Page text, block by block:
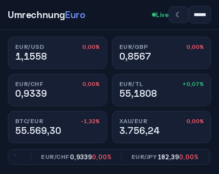
UmrechnungEuro Live ☾
EUR/USD 0,00%
1,1558
EUR/GBP 0,00%
0,8567
EUR/CHF 0,00%
0,9339
EUR/TL +0,07%
55,1808
BTC/EUR -1,32%
55.569,30
XAU/EUR 0,00%
3.756,24
EUR/CHF0,93390,00% EUR/JPY182,390,00%